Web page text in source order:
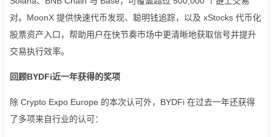
对。MoonX 提供快速代币发现、聪明钱追踪，以及 xStocks 代币化
股票资产入口，帮助用户在快节奏市场中更清晰地获取信号并提升
交易执行效率。
回顾BYDFi近一年获得的奖项
除 Crypto Expo Europe 的本次认可外，BYDFi 在过去一年还获得
了多项来自行业的认可：